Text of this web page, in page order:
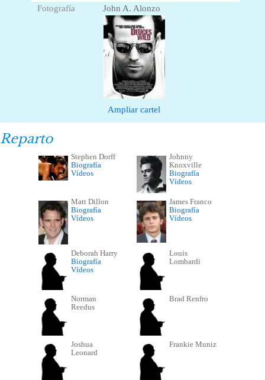
Fotografía
John A. Alonzo
Ampliar cartel
Reparto
Stephen Dorff
Biografía
Vídeos
Johnny
Knoxville
Biografía
Vídeos
Matt Dillon
Biografía
Vídeos
James Franco
Biografía
Vídeos
Deborah Harry
Biografía
Vídeos
Louis
Lombardi
Norman
Reedus
Brad Renfro
Joshua
Leonard
Frankie Muniz